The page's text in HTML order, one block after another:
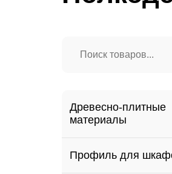
Древесно-плитные
материалы
Профиль для